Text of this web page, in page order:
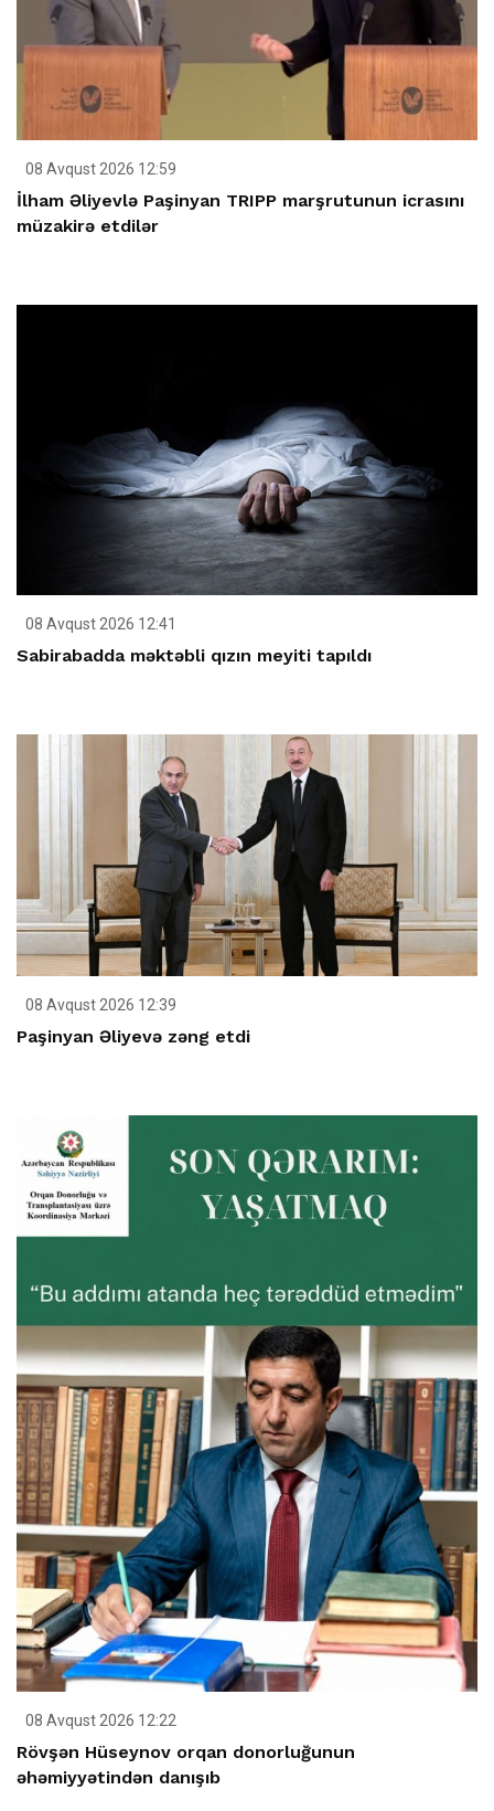
08 Avqust 2026 12:59
İlham Əliyevlə Paşinyan TRIPP marşrutunun icrasını
müzakirə etdilər
08 Avqust 2026 12:41
Sabirabadda məktəbli qızın meyiti tapıldı
08 Avqust 2026 12:39
Paşinyan Əliyevə zəng etdi
08 Avqust 2026 12:22
Rövşən Hüseynov orqan donorluğunun
əhəmiyyətindən danışıb